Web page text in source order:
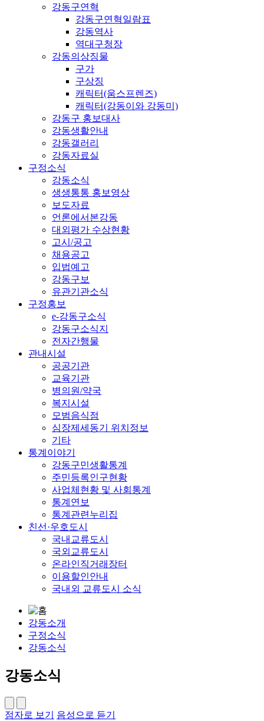
강동구연혁
강동구연혁일람표
강동역사
역대구청장
강동의상징물
구가
구상징
캐릭터(움스프렌즈)
캐릭터(강동이와 강동미)
강동구 홍보대사
강동생활안내
강동갤러리
강동자료실
구정소식
강동소식
생생통통 홍보영상
보도자료
언론에서본강동
대외평가 수상현황
고시/공고
채용공고
입법예고
강동구보
유관기관소식
구정홍보
e-강동구소식
강동구소식지
전자간행물
관내시설
공공기관
교육기관
병의원/약국
복지시설
모범음식점
심장제세동기 위치정보
기타
통계이야기
강동구민생활통계
주민등록인구현황
사업체현황 및 사회통계
통계연보
통계관련누리집
친선·우호도시
국내교류도시
국외교류도시
온라인직거래장터
이용할인안내
국내외 교류도시 소식
강동소개
구정소식
강동소식
강동소식
점자로 보기
음성으로 듣기